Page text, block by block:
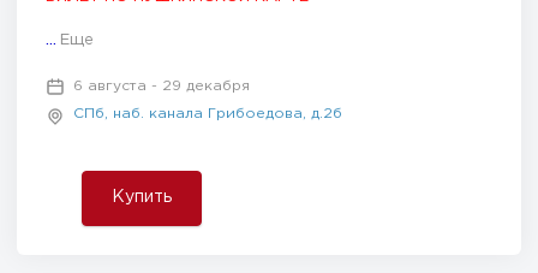
Еще
6 августа - 29 декабря
СПб, наб. канала Грибоедова, д.2б
Купить